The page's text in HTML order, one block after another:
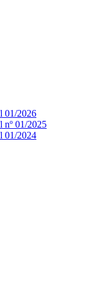
01/2026
nº 01/2025
01/2024